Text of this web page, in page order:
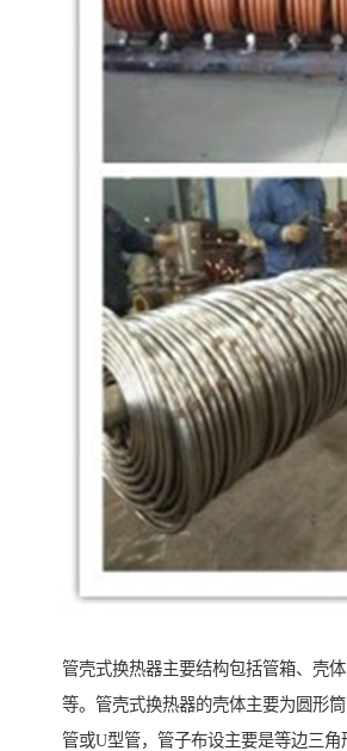
管壳式换热器主要结构包括管箱、壳
等。管壳式换热器的壳体主要为圆形
管或U型管，管子布设主要是等边三角